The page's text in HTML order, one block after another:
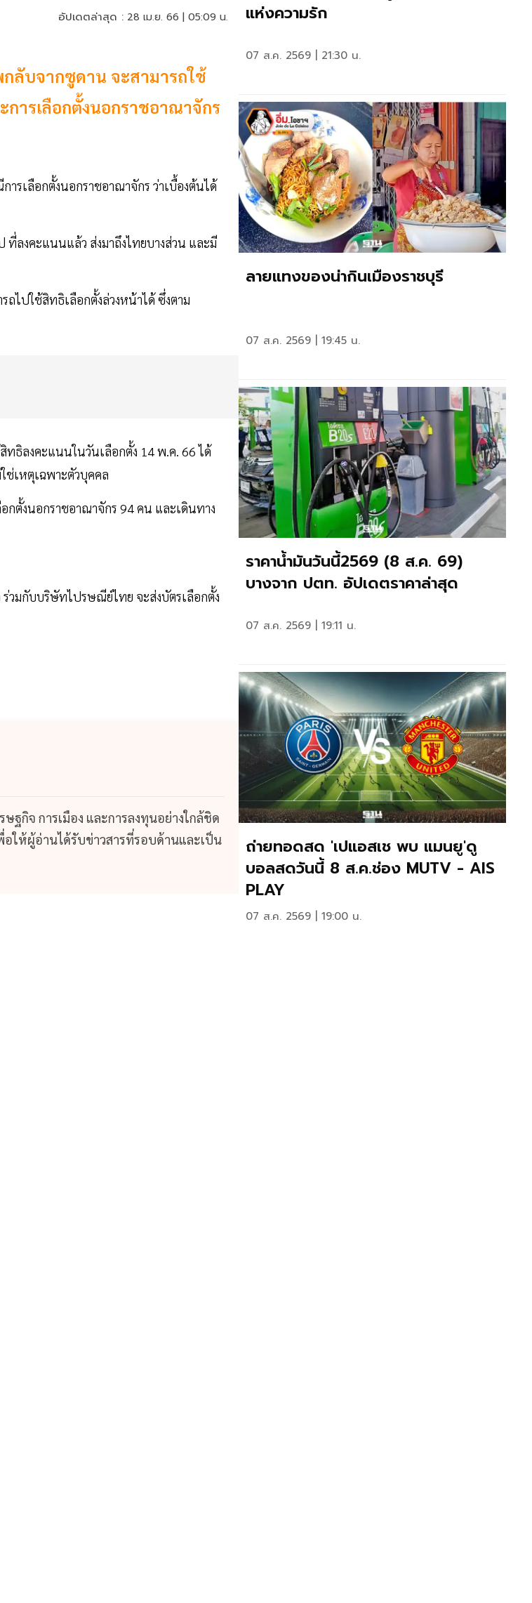
อัปเดตล่าสุด : 28 เม.ย. 66 | 05:09 น.
ลับจากซูดาน จะสามารถใช้
ารเลือกตั้งนอกราชอาณาจักร
ารเลือกตั้งนอกราชอาณาจักร ว่าเบื้องต้นได้
ที่ลงคะแนนแล้ว ส่งมาถึงไทยบางส่วน และมี
ไปใช้สิทธิเลือกตั้งล่วงหน้าได้ ซึ่งตาม
ทธิลงคะแนนในวันเลือกตั้ง 14 พ.ค. 66 ได้
ช่เหตุเฉพาะตัวบุคคล
ตั้งนอกราชอาณาจักร 94 คน และเดินทาง
วมกับบริษัทไปรษณีย์ไทย จะส่งบัตรเลือกตั้ง
ฐกิจ การเมือง และการลงทุนอย่างใกล้ชิด
อให้ผู้อ่านได้รับข่าวสารที่รอบด้านและเป็น
แห่งความรัก
07 ส.ค. 2569 | 21:30 น.
ลายแทงของน่ากินเมืองราชบุรี
07 ส.ค. 2569 | 19:45 น.
ราคาน้ำมันวันนี้2569 (8 ส.ค. 69)
บางจาก ปตท. อัปเดตราคาล่าสุด
07 ส.ค. 2569 | 19:11 น.
ถ่ายทอดสด 'เปแอสเช พบ แมนยู'ดู
บอลสดวันนี้ 8 ส.ค.ช่อง MUTV - AIS
PLAY
07 ส.ค. 2569 | 19:00 น.